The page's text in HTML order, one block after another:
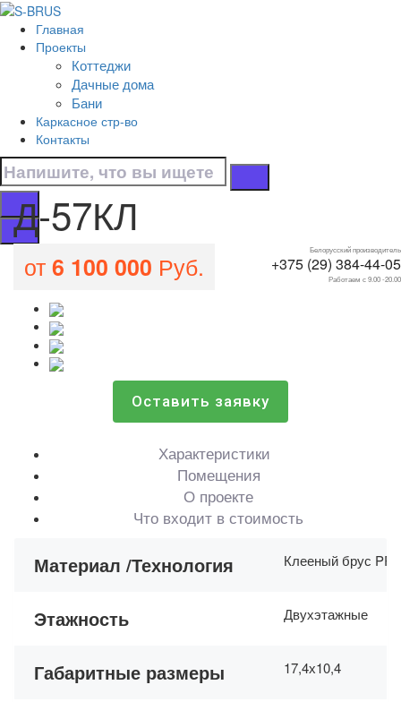
Перейти к контенту
Главная
Проекты
Коттеджи
Дачные дома
Бани
Каркасное стр-во
Контакты
Белорусский производитель
+375 (29) 384-44-05
Работаем с 9.00 -20.00
Д-57КЛ
Все проекты домов
Д-57КЛ
Д-57КЛ
от6 100 000 Руб.
Оставить заявку
Характеристики
Помещения
О проекте
Что входит в стоимость
Материал /Технология Клееный брус
Этажность Двухэтажные
Габаритные размеры 17,4х10,4